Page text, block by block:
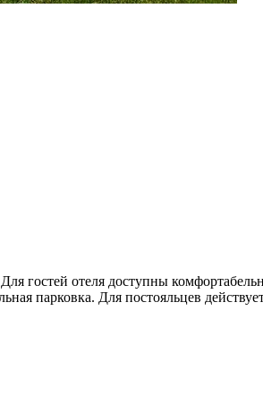
гостей отеля доступны
парковка. Для постояльцев